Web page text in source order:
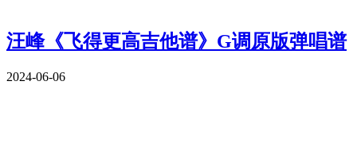
汪峰《飞得更高吉他谱》G调原版弹唱谱
2024-06-06